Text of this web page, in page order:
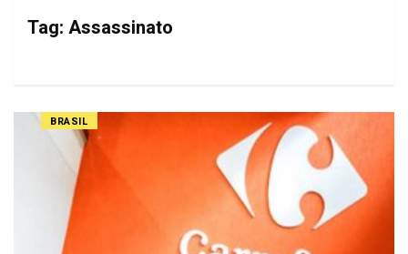
Tag: Assassinato
BRASIL